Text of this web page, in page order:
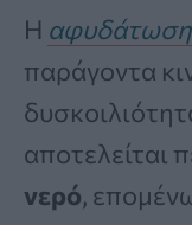
Η αφυδάτωση
παράγοντα
αποτελείται
νερό,